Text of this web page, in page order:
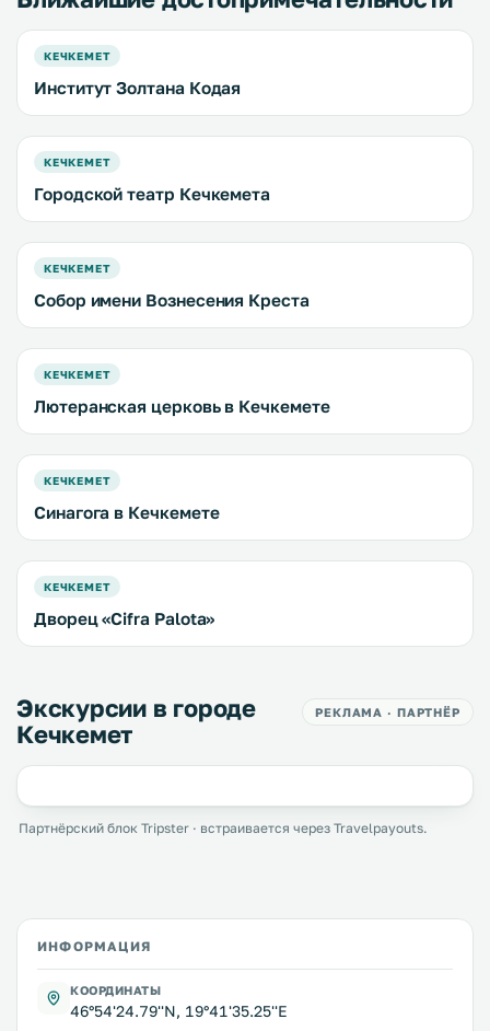
КЕЧКЕМЕТ
Институт Золтана Кодая
КЕЧКЕМЕТ
Городской театр Кечкемета
КЕЧКЕМЕТ
Собор имени Вознесения Креста
КЕЧКЕМЕТ
Лютеранская церковь в Кечкемете
КЕЧКЕМЕТ
Синагога в Кечкемете
КЕЧКЕМЕТ
Дворец «Cifra Palota»
Экскурсии в городе
Кечкемет
РЕКЛАМА · ПАРТНЁР
Партнёрский блок Tripster · встраивается через Travelpayouts.
ИНФОРМАЦИЯ
КООРДИНАТЫ
46°54'24.79''N, 19°41'35.25''E